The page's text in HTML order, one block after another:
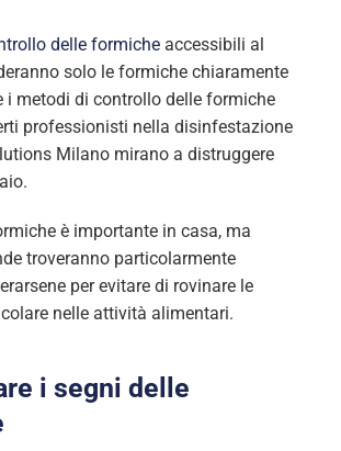
delle formicheaccessibili al
solo le formiche chiaramente
i metodi di controllo delle formiche
professionisti nella disinfestazione
Milano mirano a distruggere
è importante in casa, ma
troveranno particolarmente
per evitare di rovinare le
nelle attività alimentari.
i segni delle